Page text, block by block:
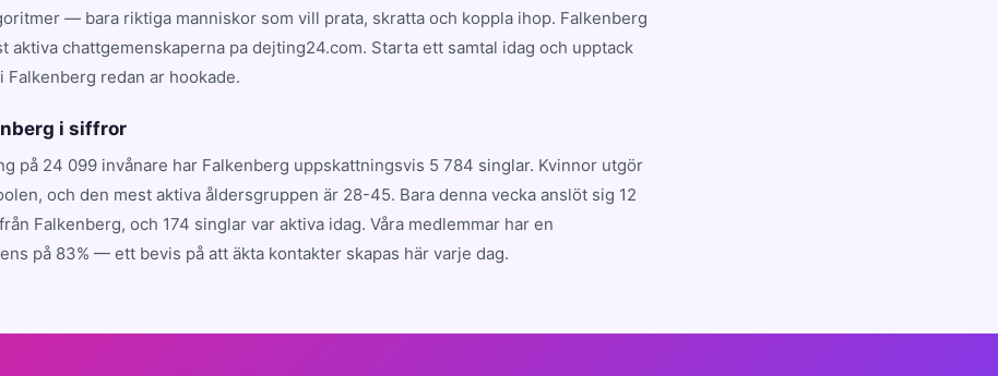
— bara riktiga manniskor som vill prata, skratta och koppla ihop. Falkenberg
aktiva chattgemenskaperna pa dejting24.com. Starta ett samtal idag och upptack
Falkenberg redan ar hookade.
i siffror
på 24 099 invånare har Falkenberg uppskattningsvis 5 784 singlar. Kvinnor utgör
och den mest aktiva åldersgruppen är 28-45. Bara denna vecka anslöt sig 12
Falkenberg, och 174 singlar var aktiva idag. Våra medlemmar har en
på 83% — ett bevis på att äkta kontakter skapas här varje dag.